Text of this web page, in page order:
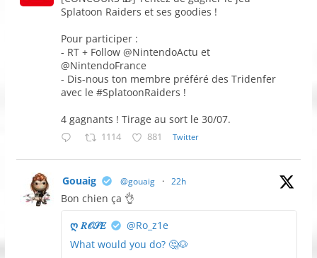
Splatoon Raiders et ses goodies !
Pour participer :
- RT + Follow @NintendoActu et
@NintendoFrance
- Dis-nous ton membre préféré des Tridenfer
avec le #SplatoonRaiders !
4 gagnants ! Tirage au sort le 30/07.
1114 881 Twitter
Gouaig @gouaig · 22h
Bon chien ça 👌
ღ 𝑅𝒪𝒮𝐸
@Ro_z1e
What would you do? 🤔🐶